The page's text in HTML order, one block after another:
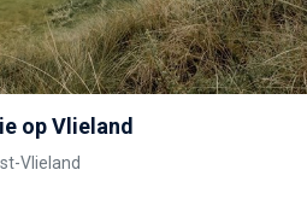
op Vlieland
Vlieland